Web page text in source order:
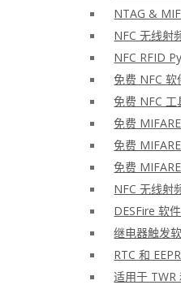
NTAG &
NFC 无线射
NFC RFID
免费 NFC
免费 NFC
免费
免费
免费
NFC 无线射
DESFire 软
继电器触发
RTC 和
适用于 TWR